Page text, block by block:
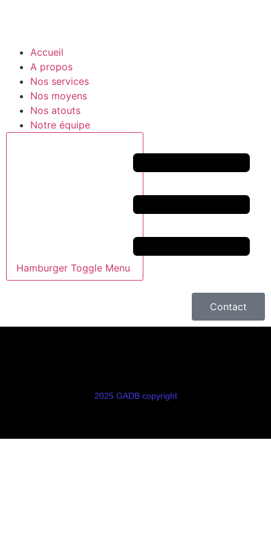
Accueil
A propos
Nos services
Nos moyens
Nos atouts
Notre équipe
Hamburger Toggle Menu
Contact
2025 GADB copyright